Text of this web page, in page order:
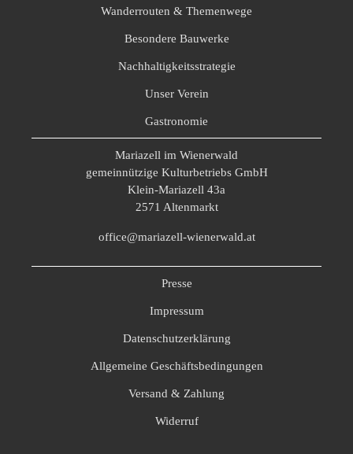
Wanderrouten & Themenwege
Besondere Bauwerke
Nachhaltigkeitsstrategie
Unser Verein
Gastronomie
Mariazell im Wienerwald
gemeinnützige Kulturbetriebs GmbH
Klein-Mariazell 43a
2571 Altenmarkt
office@mariazell-wienerwald.at
Presse
Impressum
Datenschutzerklärung
Allgemeine Geschäftsbedingungen
Versand & Zahlung
Widerruf